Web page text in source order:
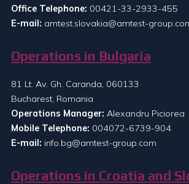
Office Telephone: 00421-33-2933-455
E-mail: amtest.slovakia@amtest-
Operations in Bulgaria
81 Lt. Av. Gh. Caranda, 060133
Bucharest, Romania
Operations Manager: Alexandru Piciorea
Mobile Telephone: 004072-6739-904
E-mail: info.bg@amtest-group.com
Operations in Croatia and